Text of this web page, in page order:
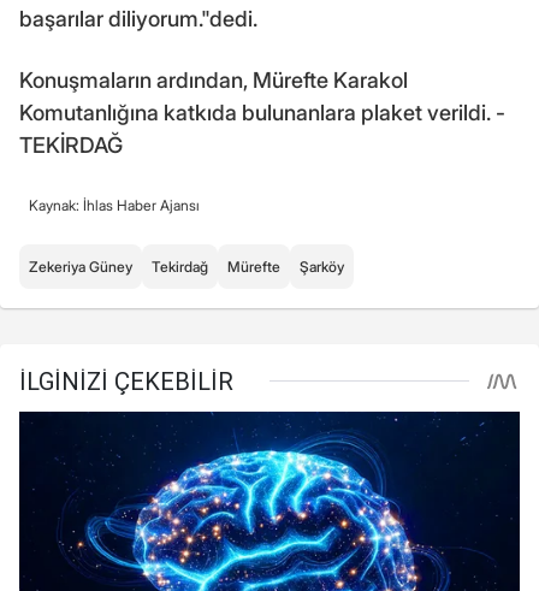
başarılar diliyorum."dedi.
Konuşmaların ardından, Mürefte Karakol
Komutanlığına katkıda bulunanlara plaket verildi. -
TEKİRDAĞ
Kaynak: İhlas Haber Ajansı
Zekeriya Güney Tekirdağ Mürefte Şarköy